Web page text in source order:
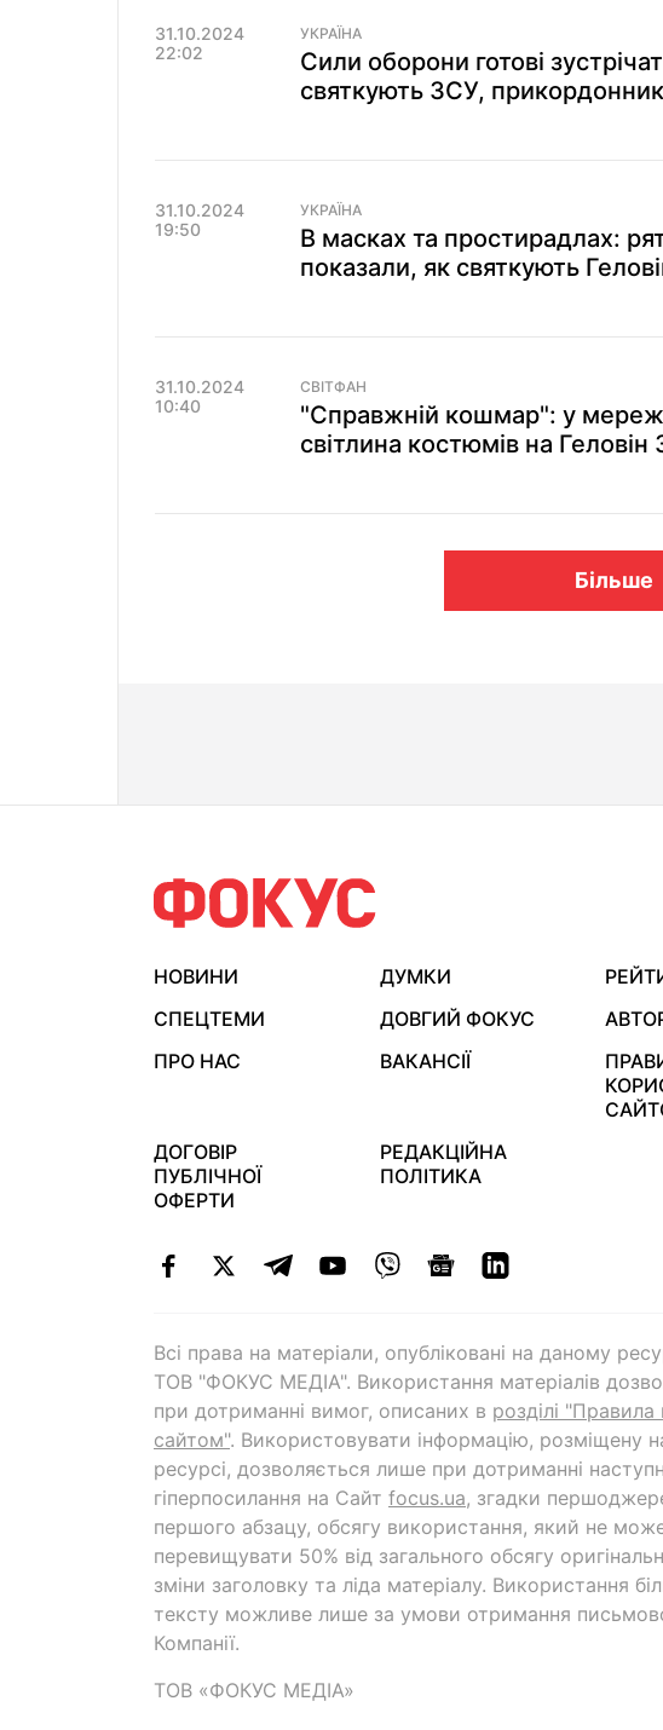
31.10.2024
22:02
УКРАЇНА
Сили оборони готові
святкують ЗСУ,
31.10.2024
19:50
УКРАЇНА
В масках та простирадлах:
показали, як святкують
31.10.2024
10:40
СВІТФАН
"Справжній кошмар": у
світлина костюмів на
Більше
НОВИНИ ДУМКИ
СПЕЦТЕМИ
ДОВГИЙ ФОКУС
ПРО НАС
ВАКАНСІЇ
ДОГОВІР
ПУБЛІЧНОЇ
ОФЕРТИ
РЕДАКЦІЙНА
ПОЛІТИКА
Всі права на матеріали, опубліковані на даному
ТОВ "ФОКУС МЕДІА". Використання матеріалів
при дотриманні вимог, описаних в розділі
сайтом". Використовувати інформацію, розміщену
ресурсі, дозволяється лише при дотриманні
гіперпосилання на Cайт focus.ua, згадки
першого абзацу, обсягу використання, який не
перевищувати 50% від загального обсягу
зміни заголовку та ліда матеріалу. Використання
тексту можливе лише за умови отримання
Компанії.
ТОВ «ФОКУС МЕДІА»